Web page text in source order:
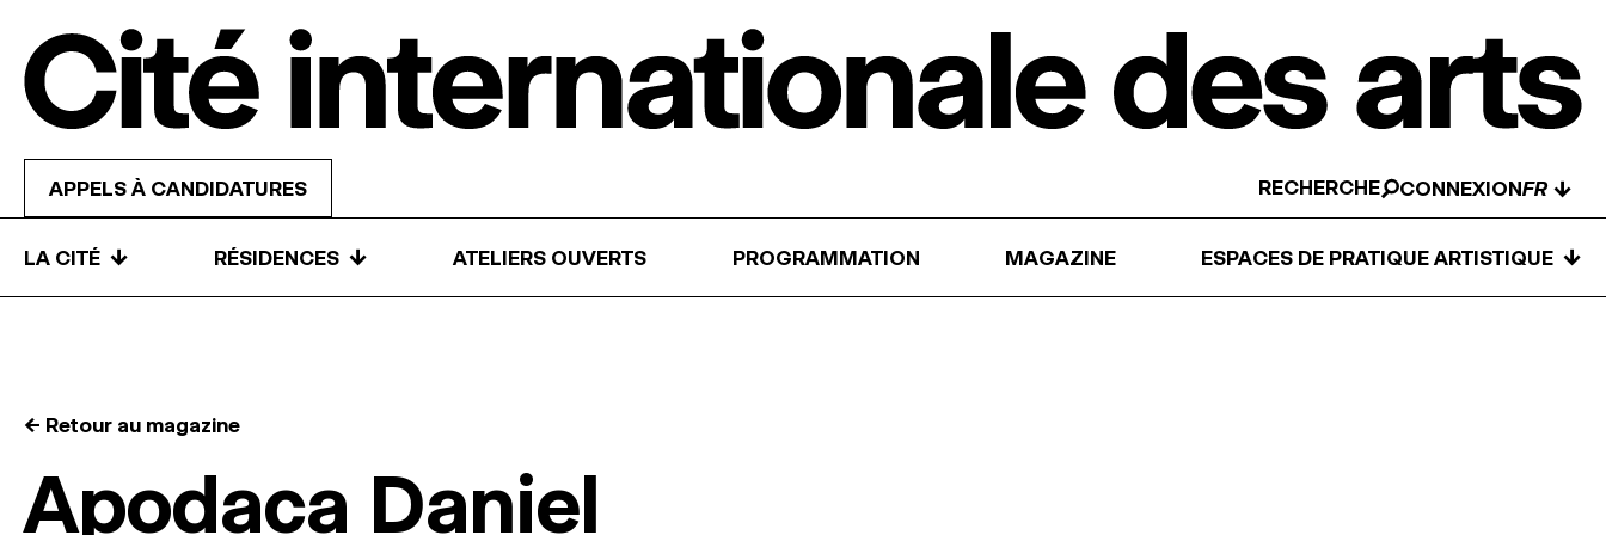
APPELS À CANDIDATURES RECHERCHE CONNEXION ↓
LA CITÉ ↓ RÉSIDENCES ↓ ATELIERS OUVERTS PROGRAMMATION MAGAZINE ESPACES DE PRATIQUE ARTISTIQUE ↓
← Retour au magazine
Apodaca Daniel